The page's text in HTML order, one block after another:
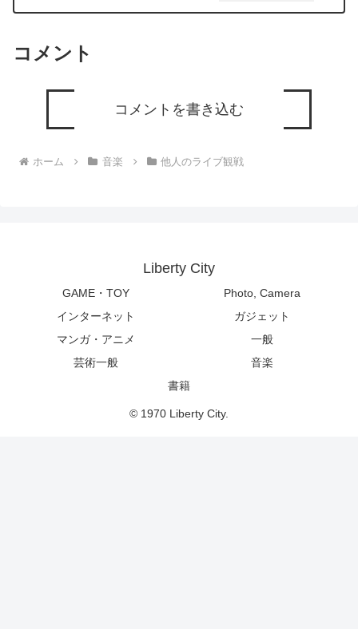
コメント
コメントを書き込む
ホーム 音楽 他人のライブ観戦
Liberty City
GAME・TOY
Photo, Camera
インターネット
ガジェット
マンガ・アニメ
一般
芸術一般
音楽
書籍
© 1970 Liberty City.